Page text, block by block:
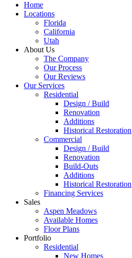
Home
Locations
Florida
California
Utah
About Us
The Company
Our Process
Our Reviews
Our Services
Residential
Design / Build
Renovation
Additions
Historical Restoration
Commercial
Design / Build
Renovation
Build-Outs
Additions
Historical Restoration
Financing Services
Sales
Aspen Meadows
Available Homes
Floor Plans
Portfolio
Residential
New Homes